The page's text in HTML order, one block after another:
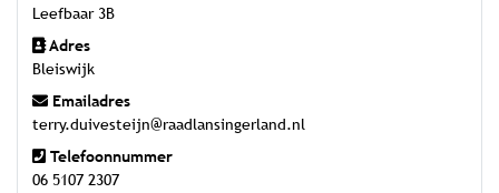
Leefbaar 3B
Adres
Bleiswijk
Emailadres
terry.duivesteijn@raadlansingerland.nl
Telefoonnummer
06 5107 2307